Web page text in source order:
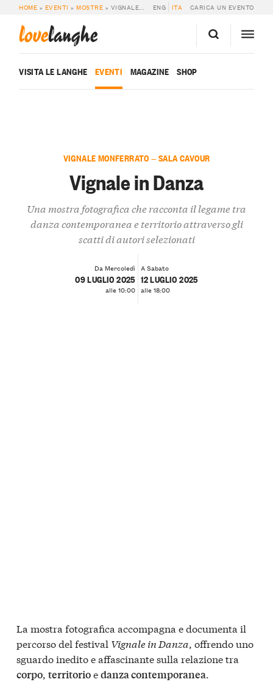
HOME » EVENTI »MOSTRE » VIGNALE IN DANZA ENG ITA CARICA UN EVENTO
lovelanghe
VISITA LE LANGHE EVENTI MAGAZINE SHOP
VIGNALE MONFERRATO — SALA CAVOUR
Vignale in Danza
Una mostra fotografica che racconta il legame tra
danza contemporanea e territorio attraverso gli
scatti di autori selezionati
Da Mercoledì
09 LUGLIO 2025
alle 10:00
A Sabato
12 LUGLIO 2025
alle 18:00
La mostra fotografica accompagna e documenta il
percorso del festival Vignale in Danza, offrendo uno
sguardo inedito e affascinante sulla relazione tra
corpo, territorioedanza contemporanea.